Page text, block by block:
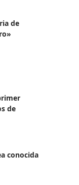
de
de
conocida